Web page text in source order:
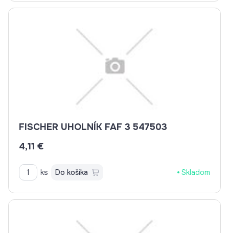
FISCHER UHOLNÍK FAF 3 547503
4,11 €
ks Do košíka Skladom